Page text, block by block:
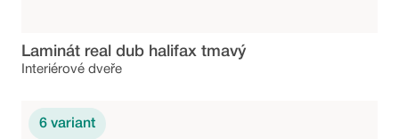
Laminát real dub halifax tmavý
Interiérové dveře
6 variant